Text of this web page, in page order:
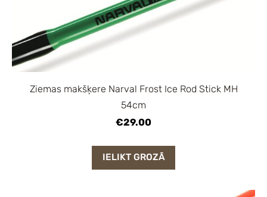
Ziemas makšķere Narval Frost Ice Rod Stick MH
54cm
€29.00
IELIKT GROZĀ